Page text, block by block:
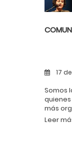
17
Somos
más
haber
Leer